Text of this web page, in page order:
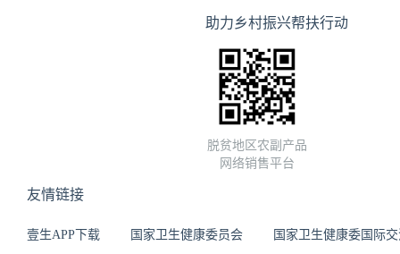
助力乡村振兴帮扶行动
脱贫地区农副产品
网络销售平台
友情链接
壹生APP下载 国家卫生健康委员会 国家卫生健康委国际